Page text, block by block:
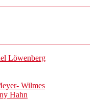
Löwenberg
Wilmes
Hahn